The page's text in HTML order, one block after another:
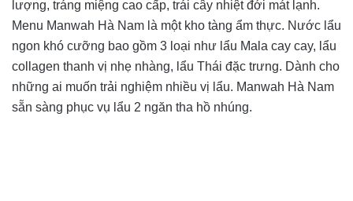
lượng, tráng miệng cao cấp, trái cây nhiệt đới mát lạnh.
Menu Manwah Hà Nam là một kho tàng ẩm thực. Nước lẩu
ngon khó cưỡng bao gồm 3 loại như lẩu Mala cay cay, lẩu
collagen thanh vị nhẹ nhàng, lẩu Thái đặc trưng. Dành cho
những ai muốn trải nghiệm nhiều vị lẩu. Manwah Hà Nam
sẵn sàng phục vụ lẩu 2 ngăn tha hồ nhúng.